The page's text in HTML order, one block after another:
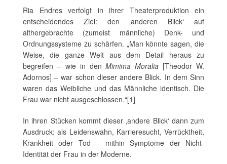
Ria Endres verfolgt in ihrer Theaterproduktion ein
entscheidendes Ziel: den ‚anderen Blick‘ auf
althergebrachte (zumeist männliche) Denk- und
Ordnungssysteme zu schärfen. „Man könnte sagen, die
Weise, die ganze Welt aus dem Detail heraus zu
begreifen – wie in denMimima Moralia [Theodor W.
Adornos] – war schon dieser andere Blick. In dem Sinn
waren das Weibliche und das Männliche identisch. Die
Frau war nicht ausgeschlossen.“[1]
In ihren Stücken kommt dieser ‚andere Blick‘ dann zum
Ausdruck: als Leidenswahn, Karrieresucht, Verrücktheit,
Krankheit oder Tod – mithin Symptome der Nicht-
Identität der Frau in der Moderne.